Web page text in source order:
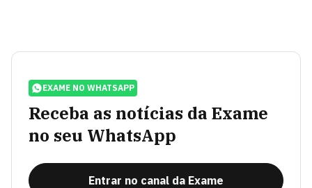
EXAME NO WHATSAPP
Receba as notícias da Exame
no seu WhatsApp
Entrar no canal da Exame